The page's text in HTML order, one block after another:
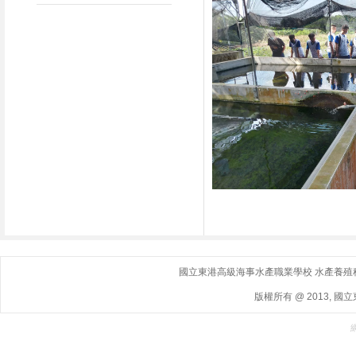
國立東港高級海事水產職業學校 水產養
版權所有 @ 2013, 國